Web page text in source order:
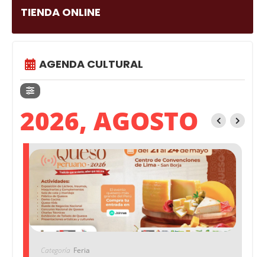
TIENDA ONLINE
AGENDA CULTURAL
2026, AGOSTO
Categoría Feria